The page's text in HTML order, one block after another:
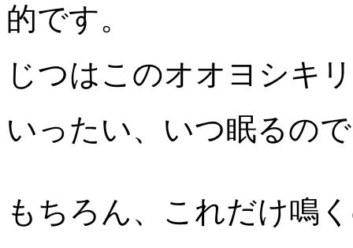
的です。
じつはこのオオヨシキ
いったい、いつ眠るの
もちろん、これだけ鳴